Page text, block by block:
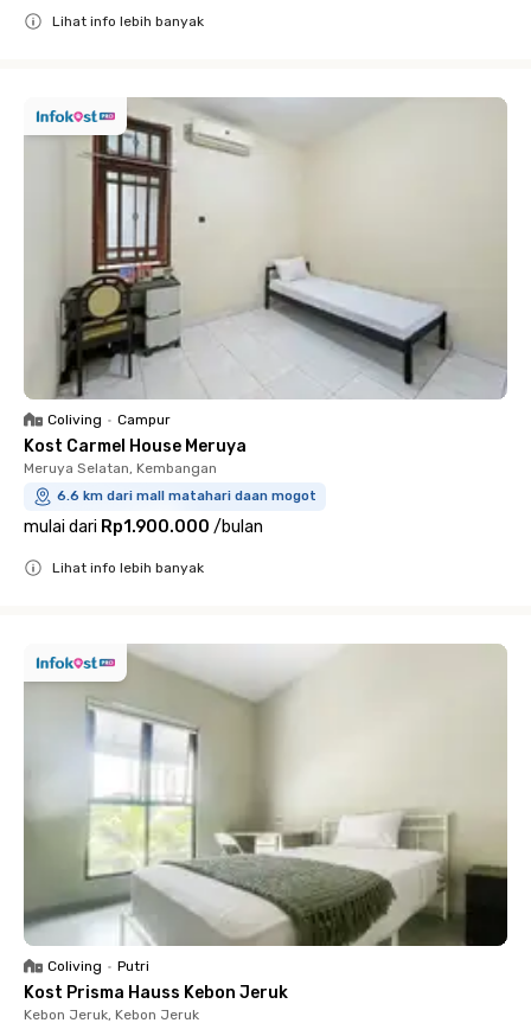
Lihat info lebih banyak
Coliving • Campur
Kost Carmel House Meruya
Meruya Selatan, Kembangan
6.6 km dari mall matahari daan mogot
mulai dari Rp1.900.000 /bulan
Lihat info lebih banyak
Coliving • Putri
Kost Prisma Hauss Kebon Jeruk
Kebon Jeruk, Kebon Jeruk